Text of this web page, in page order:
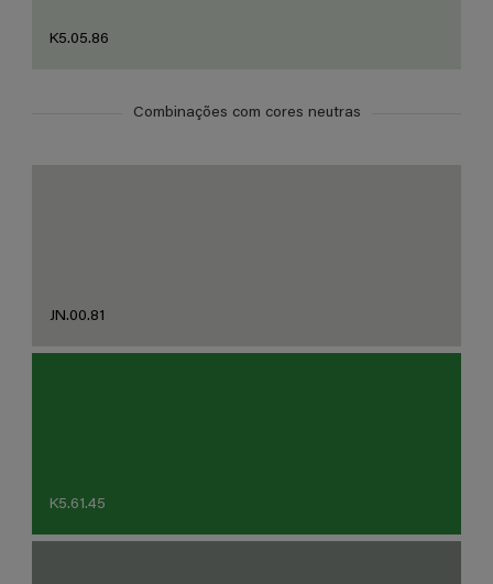
K5.05.86
Combinações com cores neutras
JN.00.81
K5.61.45